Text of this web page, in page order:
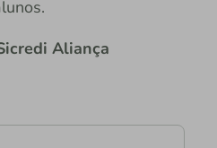
Aliança